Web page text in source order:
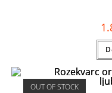
OUT OF STOCK